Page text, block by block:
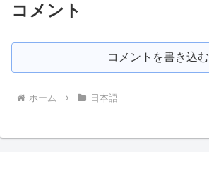
コメント
コメントを書き込む
ホーム 日本語